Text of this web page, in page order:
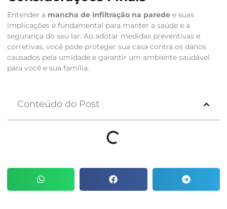
Entender a mancha de infiltração na paredee suas
implicações é fundamental para manter a saúde e a
segurança do seu lar. Ao adotar medidas preventivas e
corretivas, você pode proteger sua casa contra os danos
causados pela umidade e garantir um ambiente saudável
para você e sua família.
Conteúdo do Post